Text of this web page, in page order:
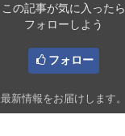
この記事が気に入ったら
フォローしよう
フォロー
最新情報をお届けします。